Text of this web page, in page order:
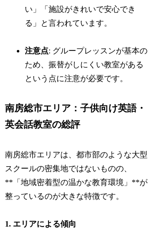
い」「施設がきれいで安心でき
る」と言われています。
注意点: グループレッスンが基本の
ため、振替がしにくい教室がある
という点に注意が必要です。
南房総市エリア：子供向け英語・
英会話教室の総評
南房総市エリアは、都市部のような大型
スクールの密集地ではないものの、
**「地域密着型の温かな教育環境」**が
整っているのが大きな特徴です。
1. エリアによる傾向